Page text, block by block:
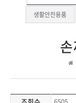
생활안전용품